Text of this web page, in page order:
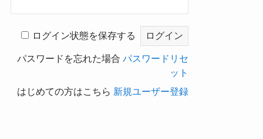
ログイン状態を保存する
パスワードを忘れた場合 パスワードリセ
ット
はじめての方はこちら 新規ユーザー登録